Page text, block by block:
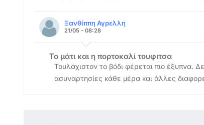
Ξανθίππη Αγρελλη
21/05 - 08:28
Το μάτι και η πορτοκαλί τουφιτσα
Τουλάχιστον το βόδι φέρεται πιο έξυπνα.
ασυναρτησίες κάθε μέρα και άλλες